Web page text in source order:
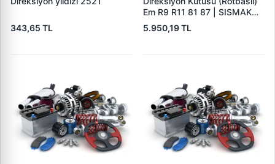
343,65 TL
Em R9 R11 81 87 | SISMAK
220213T | OEM 7701462168
5.950,19 TL